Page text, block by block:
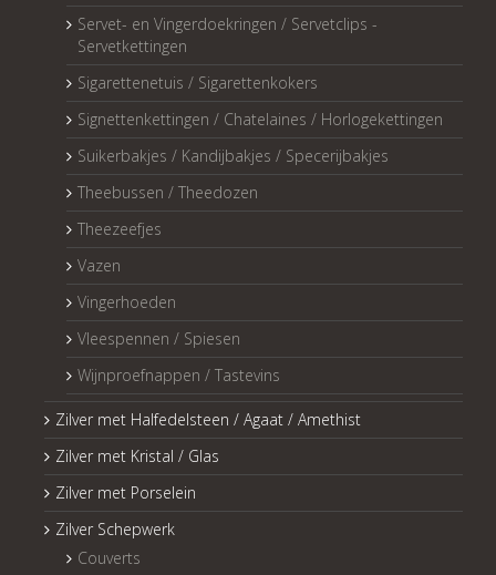
Servet- en Vingerdoekringen / Servetclips -
Servetkettingen
Sigarettenetuis / Sigarettenkokers
Signettenkettingen / Chatelaines / Horlogekettingen
Suikerbakjes / Kandijbakjes / Specerijbakjes
Theebussen / Theedozen
Theezeefjes
Vazen
Vingerhoeden
Vleespennen / Spiesen
Wijnproefnappen / Tastevins
Zilver met Halfedelsteen / Agaat / Amethist
Zilver met Kristal / Glas
Zilver met Porselein
Zilver Schepwerk
Couverts